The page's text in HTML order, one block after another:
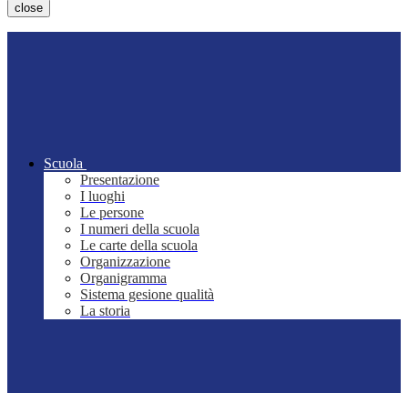
close
Scuola
Presentazione
I luoghi
Le persone
I numeri della scuola
Le carte della scuola
Organizzazione
Organigramma
Sistema gesione qualità
La storia